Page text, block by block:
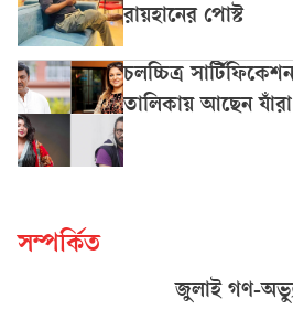
রায়হানের পোস্ট
চলচ্চিত্র
তালিকায় আছেন যাঁরা
সম্পর্কিত
জুলাই গণ-